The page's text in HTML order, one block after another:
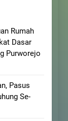
Rumah
Dasar
Purworejo
Pasus
Se-